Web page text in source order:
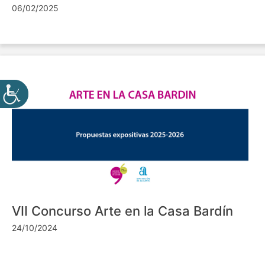
06/02/2025
VII Concurso Arte en la Casa Bardín
24/10/2024